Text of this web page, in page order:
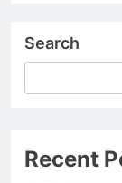
Search
Recent